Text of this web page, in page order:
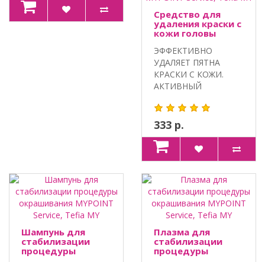
Средство для
удаления краски с
кожи головы
Tefia MY
ЭФФЕКТИВНО
УДАЛЯЕТ ПЯТНА
КРАСКИ С КОЖИ.
АКТИВНЫЙ
HYDROVANCE,
ПАНТЕНОЛ,..
333 р.
Шампунь для
стабилизации
процедуры
Плазма для
стабилизации
процедуры